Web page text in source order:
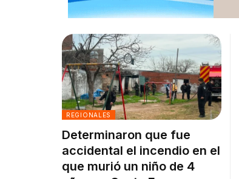
REGIONALES
Determinaron que fue
accidental el incendio en el
que murió un niño de 4